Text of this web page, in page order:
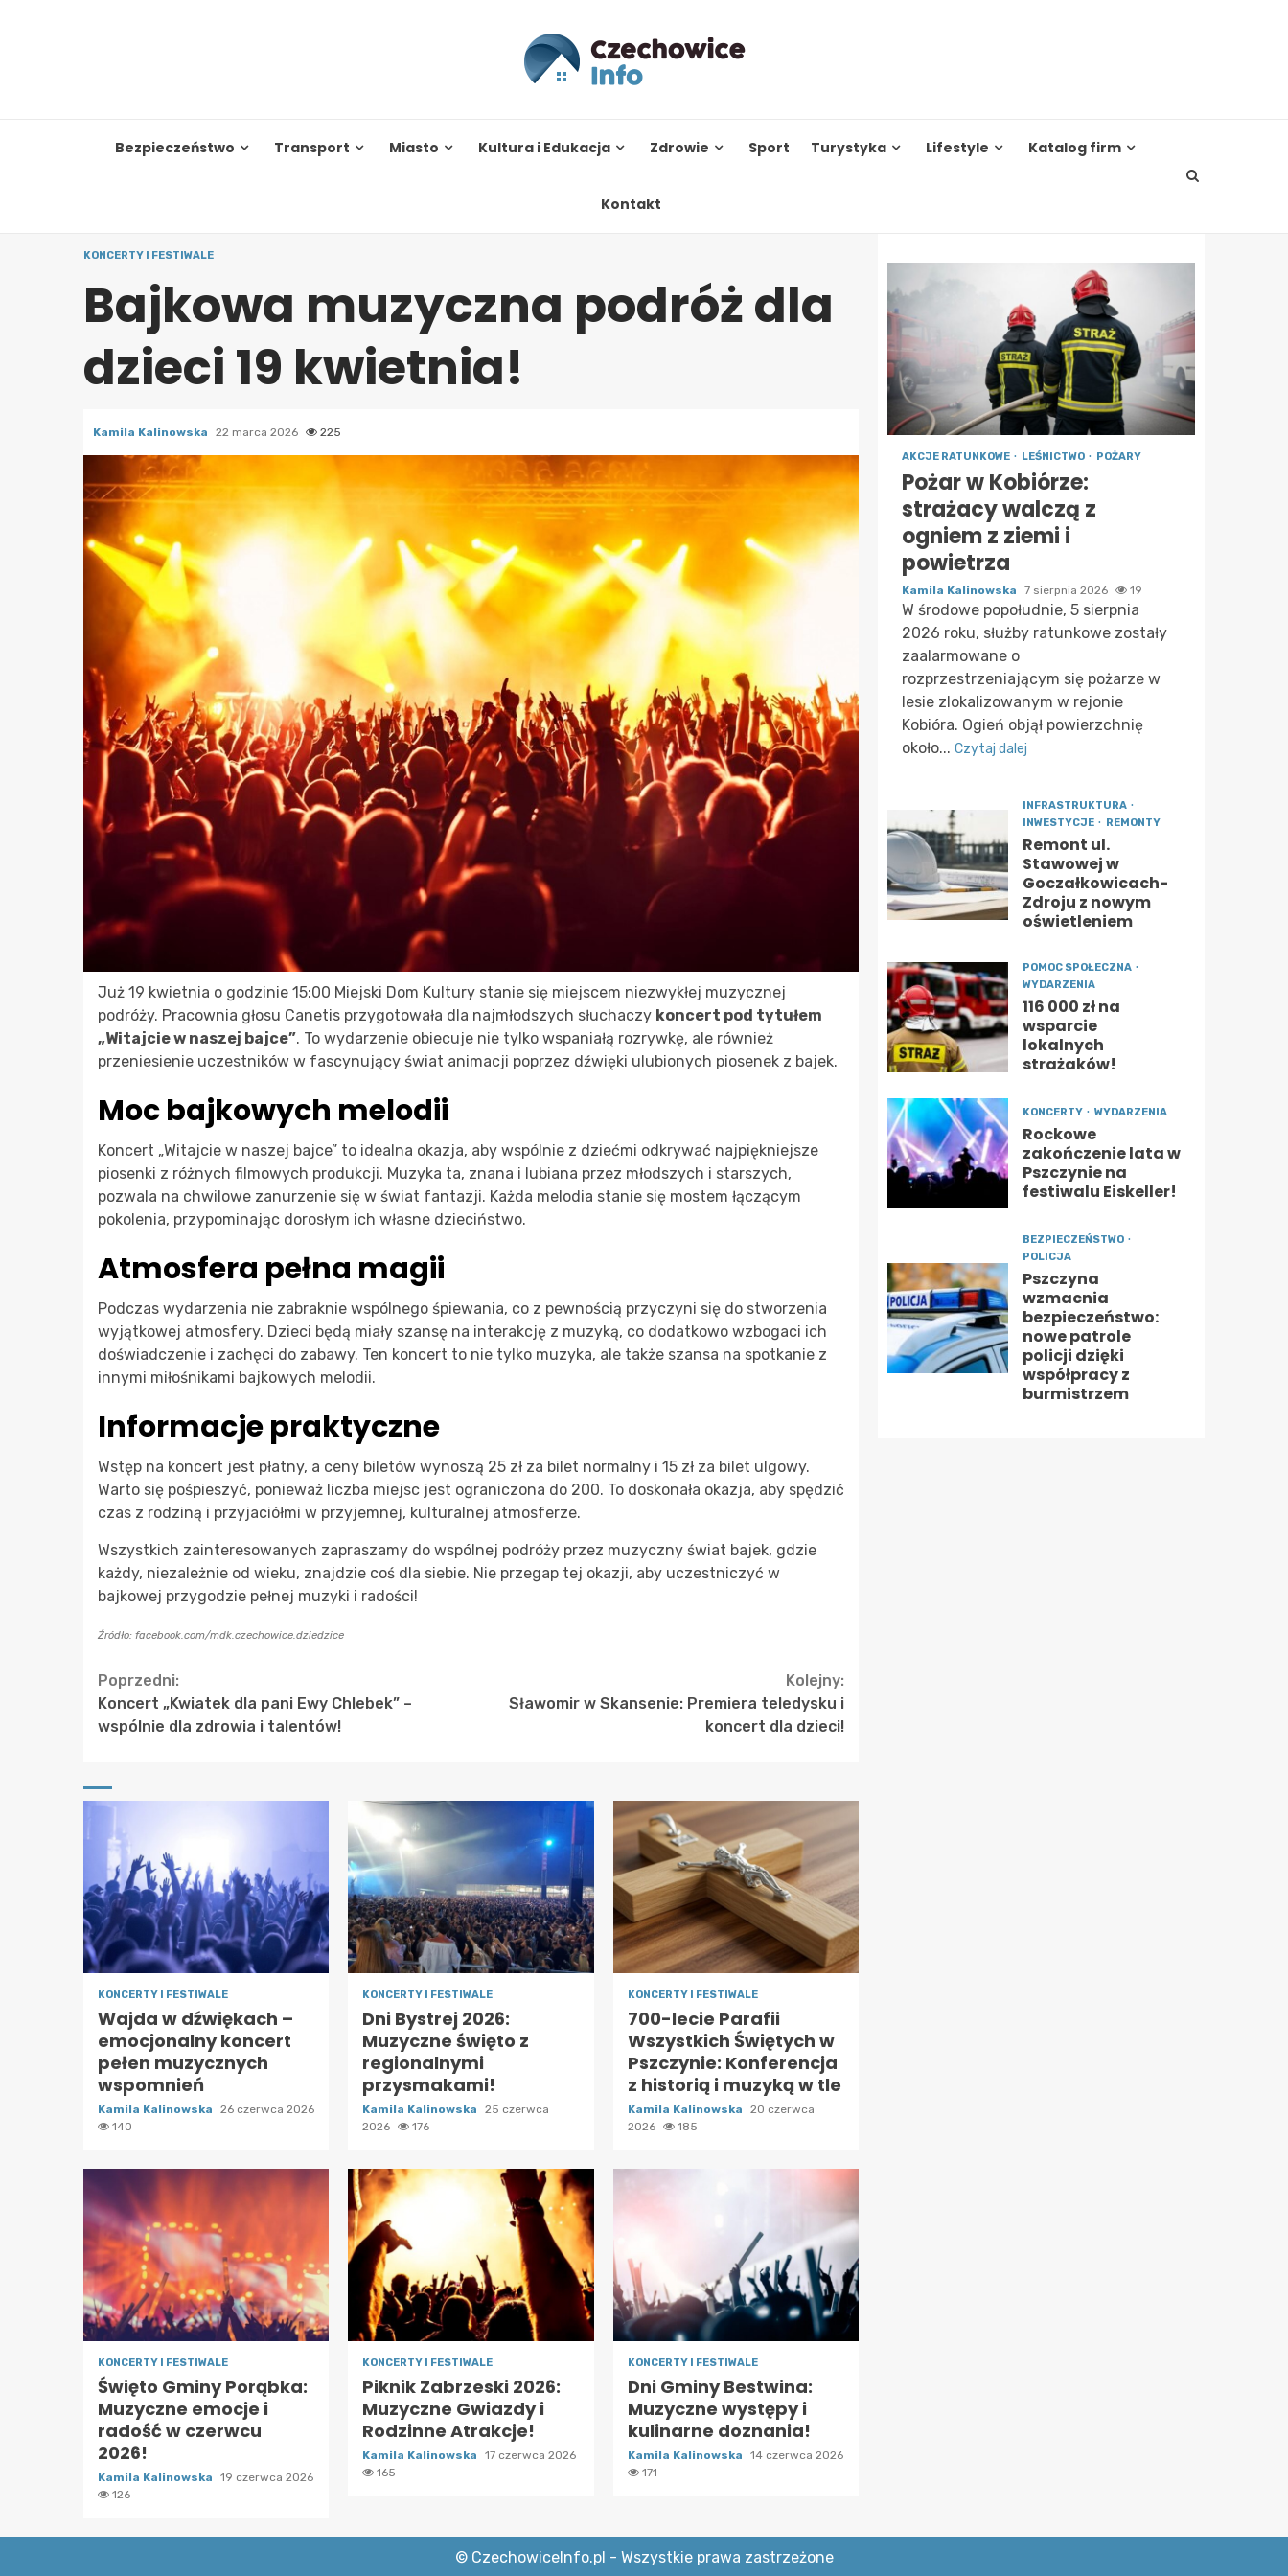
Bezpieczeństwo Transport Miasto Kultura i Edukacja Zdrowie Sport Turystyka Lifestyle Katalog firm
Kontakt
KONCERTY I FESTIWALE
Bajkowa muzyczna podróż dla
dzieci 19 kwietnia!
Kamila Kalinowska 22 marca 2026 225
Już 19 kwietnia o godzinie 15:00 Miejski Dom Kultury stanie się miejscem niezwykłej muzycznej
podróży. Pracownia głosu Canetis przygotowała dla najmłodszych słuchaczy koncert pod tytułem
„Witajcie w naszej bajce”. To wydarzenie obiecuje nie tylko wspaniałą rozrywkę, ale również
przeniesienie uczestników w fascynujący świat animacji poprzez dźwięki ulubionych piosenek z bajek.
Moc bajkowych melodii
Koncert „Witajcie w naszej bajce” to idealna okazja, aby wspólnie z dziećmi odkrywać najpiękniejsze
piosenki z różnych filmowych produkcji. Muzyka ta, znana i lubiana przez młodszych i starszych,
pozwala na chwilowe zanurzenie się w świat fantazji. Każda melodia stanie się mostem łączącym
pokolenia, przypominając dorosłym ich własne dzieciństwo.
Atmosfera pełna magii
Podczas wydarzenia nie zabraknie wspólnego śpiewania, co z pewnością przyczyni się do stworzenia
wyjątkowej atmosfery. Dzieci będą miały szansę na interakcję z muzyką, co dodatkowo wzbogaci ich
doświadczenie i zachęci do zabawy. Ten koncert to nie tylko muzyka, ale także szansa na spotkanie z
innymi miłośnikami bajkowych melodii.
Informacje praktyczne
Wstęp na koncert jest płatny, a ceny biletów wynoszą 25 zł za bilet normalny i 15 zł za bilet ulgowy.
Warto się pośpieszyć, ponieważ liczba miejsc jest ograniczona do 200. To doskonała okazja, aby spędzić
czas z rodziną i przyjaciółmi w przyjemnej, kulturalnej atmosferze.
Wszystkich zainteresowanych zapraszamy do wspólnej podróży przez muzyczny świat bajek, gdzie
każdy, niezależnie od wieku, znajdzie coś dla siebie. Nie przegap tej okazji, aby uczestniczyć w
bajkowej przygodzie pełnej muzyki i radości!
Źródło: facebook.com/mdk.czechowice.dziedzice
Continue
Reading
Poprzedni:
Koncert „Kwiatek dla pani Ewy Chlebek” –
wspólnie dla zdrowia i talentów!
Kolejny:
Sławomir w Skansenie: Premiera teledysku i
koncert dla dzieci!
KONCERTY I FESTIWALE
Wajda w dźwiękach –
emocjonalny koncert
pełen muzycznych
wspomnień
Kamila Kalinowska
26 czerwca 2026
140
KONCERTY I FESTIWALE
Dni Bystrej 2026:
Muzyczne święto z
regionalnymi
przysmakami!
Kamila Kalinowska
25 czerwca
2026
176
KONCERTY I FESTIWALE
700-lecie Parafii
Wszystkich Świętych w
Pszczynie: Konferencja
z historią i muzyką w tle
Kamila Kalinowska
20 czerwca
2026
185
KONCERTY I FESTIWALE
Święto Gminy Porąbka:
Muzyczne emocje i
radość w czerwcu
2026!
Kamila Kalinowska
19 czerwca 2026
126
KONCERTY I FESTIWALE
Piknik Zabrzeski 2026:
Muzyczne Gwiazdy i
Rodzinne Atrakcje!
Kamila Kalinowska
17 czerwca 2026
165
KONCERTY I FESTIWALE
Dni Gminy Bestwina:
Muzyczne występy i
kulinarne doznania!
Kamila Kalinowska
14 czerwca 2026
171
AKCJE RATUNKOWE LEŚNICTWO POŻARY
Pożar w Kobiórze:
strażacy walczą z
ogniem z ziemi i
powietrza
Kamila Kalinowska 7 sierpnia 2026 19
W środowe popołudnie, 5 sierpnia
2026 roku, służby ratunkowe zostały
zaalarmowane o
rozprzestrzeniającym się pożarze w
lesie zlokalizowanym w rejonie
Kobióra. Ogień objął powierzchnię
około... Czytaj dalej
INFRASTRUKTURA
INWESTYCJE
REMONTY
Remont ul.
Stawowej w
Goczałkowicach-
Zdroju z nowym
oświetleniem
POMOC SPOŁECZNA
WYDARZENIA
116 000 zł na
wsparcie
lokalnych
strażaków!
KONCERTY WYDARZENIA
Rockowe
zakończenie lata w
Pszczynie na
festiwalu Eiskeller!
BEZPIECZEŃSTWO
POLICJA
Pszczyna
wzmacnia
bezpieczeństwo:
nowe patrole
policji dzięki
współpracy z
burmistrzem
© CzechowiceInfo.pl - Wszystkie prawa zastrzeżone